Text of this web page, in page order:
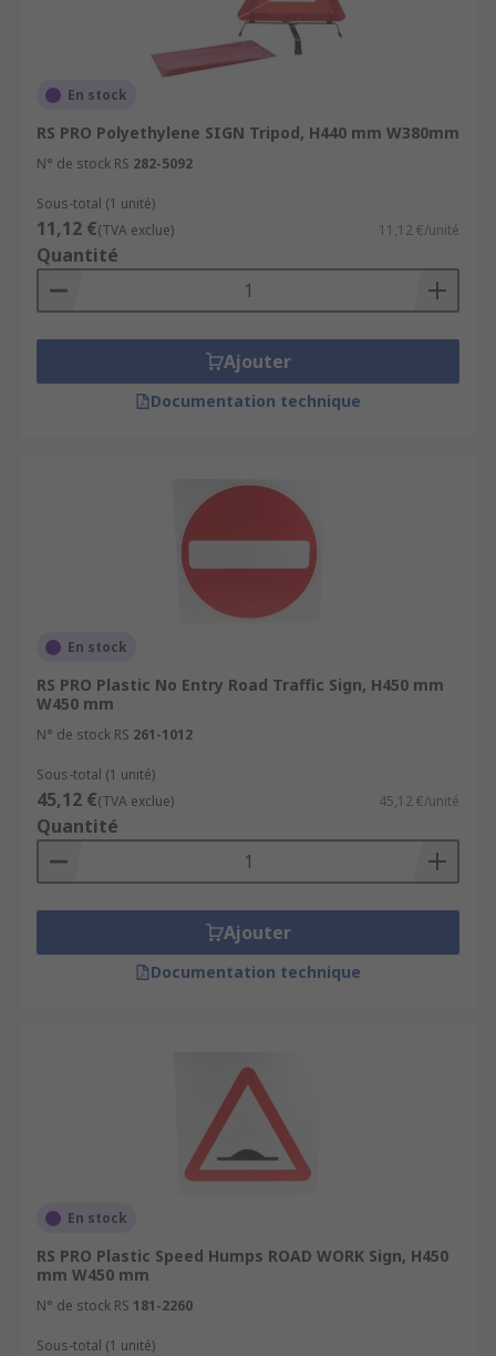
En stock
RS PRO Polyethylene SIGN Tripod, H440 mm W380mm
N° de stock RS 282-5092
Sous-total (1 unité)
11,12 €(TVA exclue) 11,12 €/unité
Quantité
Ajouter
Documentation technique
En stock
RS PRO Plastic No Entry Road Traffic Sign, H450 mm
W450 mm
N° de stock RS 261-1012
Sous-total (1 unité)
45,12 €(TVA exclue) 45,12 €/unité
Quantité
Ajouter
Documentation technique
En stock
RS PRO Plastic Speed Humps ROAD WORK Sign, H450
mm W450 mm
N° de stock RS 181-2260
Sous-total (1 unité)